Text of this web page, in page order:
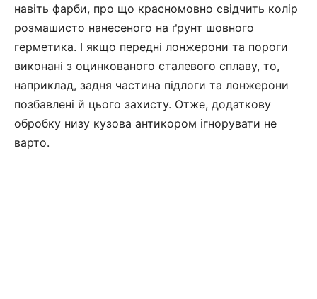
навіть фарби, про що красномовно свідчить колір
розмашисто нанесеного на ґрунт шовного
герметика. І якщо передні лонжерони та пороги
виконані з оцинкованого сталевого сплаву, то,
наприклад, задня частина підлоги та лонжерони
позбавлені й цього захисту. Отже, додаткову
обробку низу кузова антикором ігнорувати не
варто.